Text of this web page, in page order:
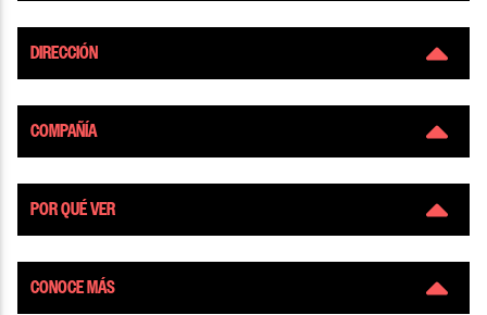
DIRECCIÓN
COMPAÑÍA
POR QUÉ VER
CONOCE MÁS